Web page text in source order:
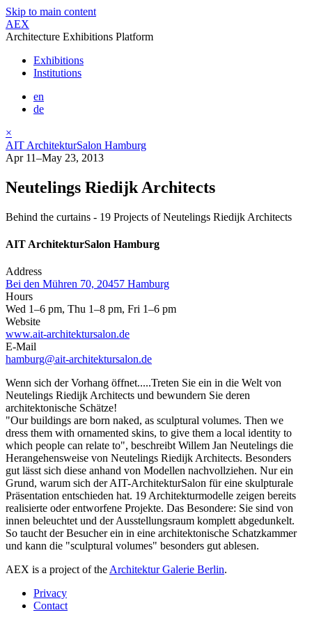
Skip to main content
AEX
Architecture Exhibitions Platform
Exhibitions
Institutions
en
de
×
AIT ArchitekturSalon Hamburg
Apr 11–May 23, 2013
Neutelings Riedijk Architects
Behind the curtains - 19 Projects of Neutelings Riedijk Architects
AIT ArchitekturSalon Hamburg
Address
Bei den Mühren 70, 20457 Hamburg
Hours
Wed 1–6 pm, Thu 1–8 pm, Fri 1–6 pm
Website
www.ait-architektursalon.de
E-Mail
hamburg@ait-architektursalon.de
Wenn sich der Vorhang öffnet.....Treten Sie ein in die Welt von
Neutelings Riedijk Architects und bewundern Sie deren
architektonische Schätze!
"Our buildings are born naked, as sculptural volumes. Then we
dress them with ornamented skins, to give them a local identity to
which people can relate to", beschreibt Willem Jan Neutelings die
Herangehensweise von Neutelings Riedijk Architects. Besonders
gut lässt sich diese anhand von Modellen nachvollziehen. Nur ein
Grund, warum sich der AIT-ArchitekturSalon für eine skulpturale
Präsentation entschieden hat. 19 Architekturmodelle zeigen bereits
realisierte oder entworfene Projekte. Das Besondere: Sie sind von
innen beleuchtet und der Ausstellungsraum komplett abgedunkelt.
So taucht der Besucher ein in eine architektonische Schatzkammer
und kann die "sculptural volumes" besonders gut ablesen.
AEX is a project of the Architektur Galerie Berlin.
Privacy
Contact